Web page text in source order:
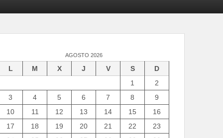
AGOSTO 2026
L M X J V S
D
1
2
3
4 5 6 7 8
9
10
11 12 13 14 15
16
17
18 19 20 21 22
23